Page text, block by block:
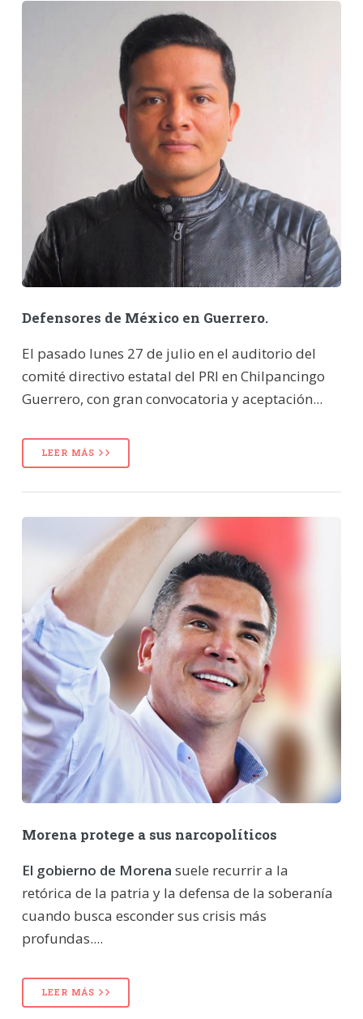
Defensores de México en Guerrero.
El pasado lunes 27 de julio en el auditorio del
comité directivo estatal del PRI en Chilpancingo
Guerrero, con gran convocatoria y aceptación...
LEER MÁS
Morena protege a sus narcopolíticos
El gobierno de Morena suele recurrir a la
retórica de la patria y la defensa de la soberanía
cuando busca esconder sus crisis más
profundas....
LEER MÁS